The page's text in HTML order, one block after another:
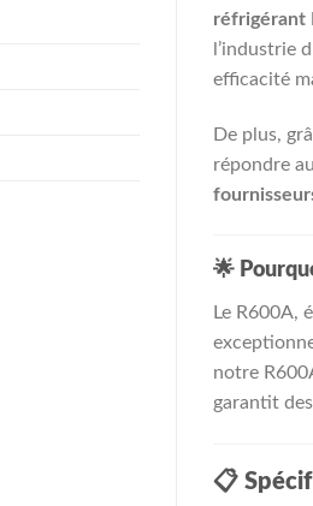
réfrigérant
l’industrie
efficacité
De plus,
répondre
🌟
Le R600A,
notre
garantit des
📋